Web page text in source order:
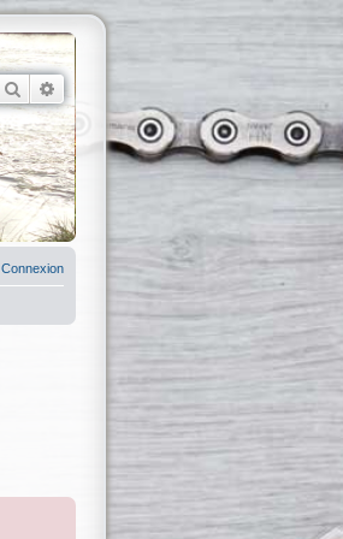
RechercherRecherche avancée
Connexion